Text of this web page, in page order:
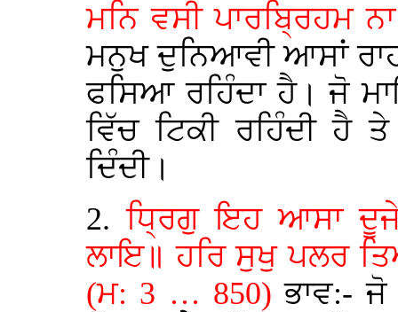
ਮਨਿ ਵਸੀ ਪਾਰਬ੍ਰਿਹਮ
ਮਨੁਖ ਦੁਨਿਆਵੀ ਆਸਾਂ
ਫਸਿਆ ਰਹਿੰਦਾ ਹੈ। ਜੋ
ਵਿੱਚ ਟਿਕੀ ਰਹਿੰਦੀ ਹੈ
ਦਿੰਦੀ।
2.ਧ੍ਰਿਗੁ ਇਹ ਆਸਾ
ਲਾਇ॥ ਹਰਿ ਸੁਖੁ ਪਲਰ
(ਮ: 3 … 850)ਭਾਵ:- ਜੋ